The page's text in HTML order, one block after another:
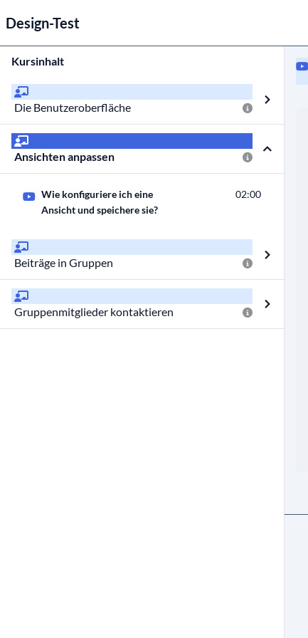
Design-Test
Kursinhalt
Die Benutzeroberfläche
Ansichten anpassen
Wie konfiguriere ich eine
Ansicht und speichere sie?
02:00
Beiträge in Gruppen
Gruppenmitglieder kontaktieren